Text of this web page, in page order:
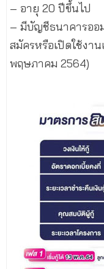
– อายุ 20 ปีขึ้นไป
– มีบัญชีธนาคารออ
สมัครหรือเปิดใช้งา
พฤษภาคม 2564)